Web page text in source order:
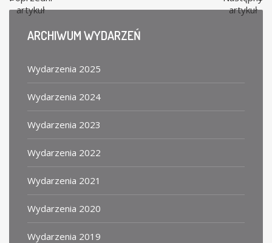
artykuł
artykuł
ARCHIWUMWYDARZEŃ
Wydarzenia 2025
Wydarzenia 2024
Wydarzenia 2023
Wydarzenia 2022
Wydarzenia 2021
Wydarzenia 2020
Wydarzenia 2019